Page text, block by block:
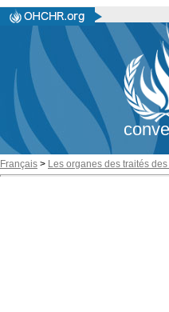
Français > Les organes des traités